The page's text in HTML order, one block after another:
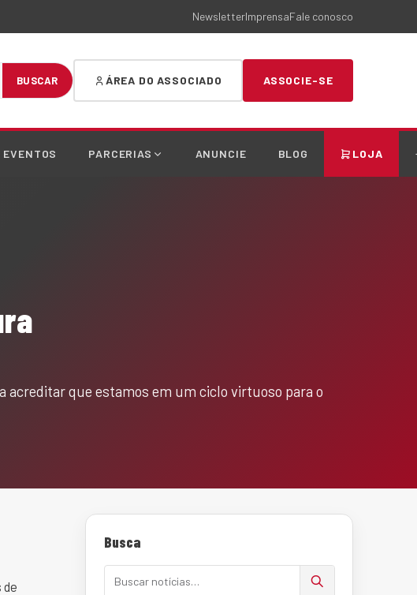
NewsletterImprensaFale conosco
BUSCAR ÁREA DO ASSOCIADO ASSOCIE-SE
EVENTOS PARCERIAS ANUNCIE BLOG LOJA
acreditar que estamos em um ciclo virtuoso para o
Busca
Buscar notícias